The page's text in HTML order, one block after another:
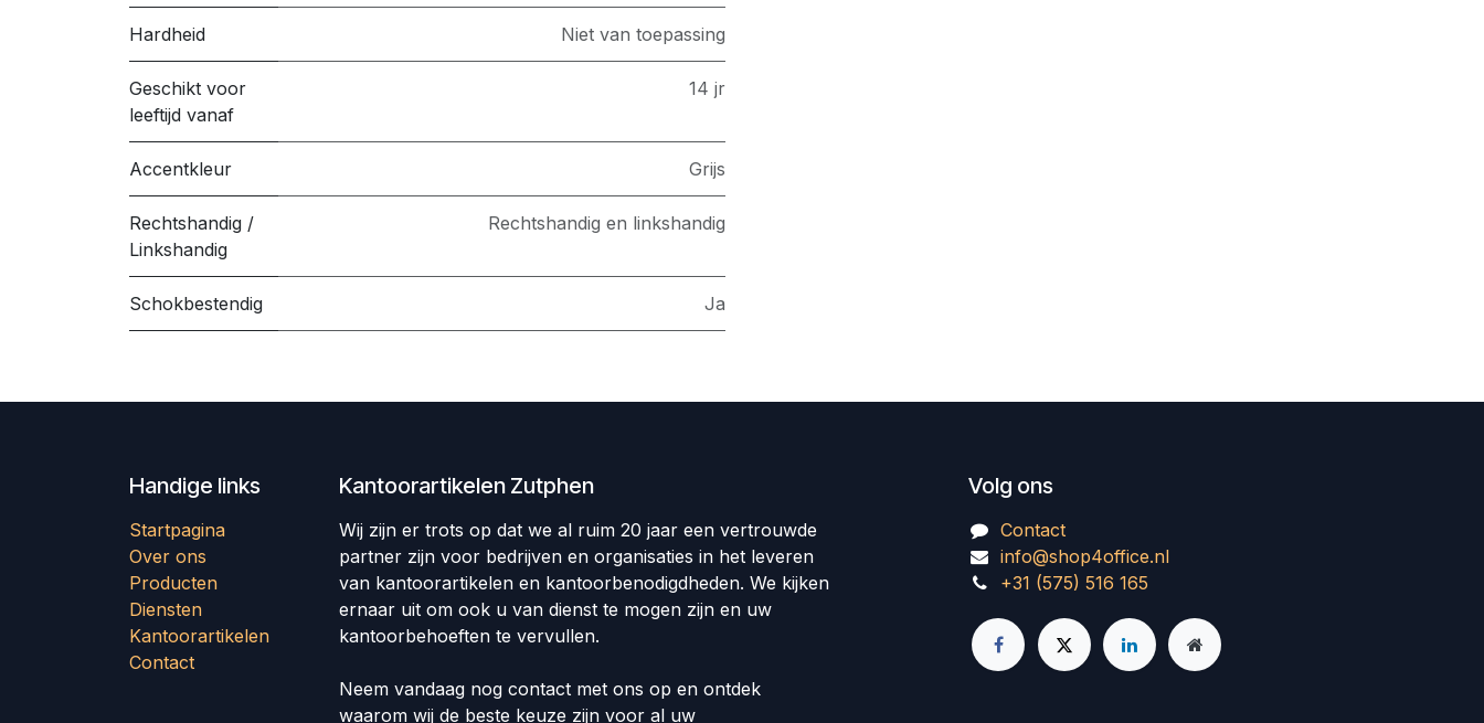
Hardheid Niet van toepassing
Geschikt voor
leeftijd vanaf
14 jr
Accentkleur Grijs
Rechtshandig /
Linkshandig
Rechtshandig en linkshandig
Schokbestendig Ja
Handige links
Startpagina
Over ons
Producten
Diensten
Kantoorartikelen
Contact
Kantoorartikelen Zutphen
Wij zijn er trots op dat we al ruim 20 jaar een vertrouwde
partner zijn voor bedrijven en organisaties in het leveren
van kantoorartikelen en kantoorbenodigdheden. We kijken
ernaar uit om ook u van dienst te mogen zijn en uw
kantoorbehoeften te vervullen.
Neem vandaag nog contact met ons op en ontdek
waarom wij de beste keuze zijn voor al uw
Volg ons
Contact
info@shop4office.nl
+31 (575) 516 165